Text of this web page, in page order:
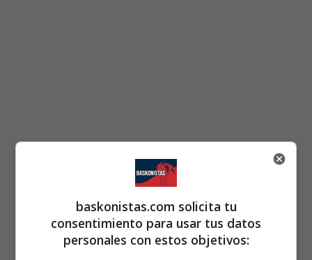
baskonistas.com solicita tu
consentimiento para usar tus datos
personales con estos objetivos: